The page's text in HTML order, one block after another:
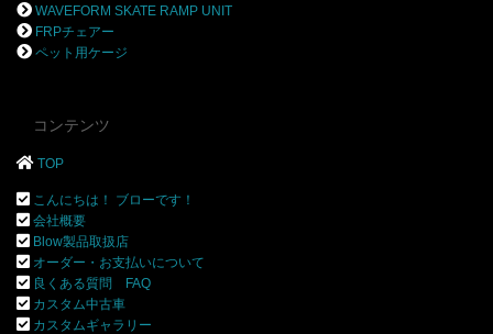
WAVEFORM SKATE RAMP UNIT
FRPチェアー
ペット用ケージ
コンテンツ
TOP
こんにちは！ ブローです！
会社概要
Blow製品取扱店
オーダー・お支払いについて
良くある質問 FAQ
カスタム中古車
カスタムギャラリー